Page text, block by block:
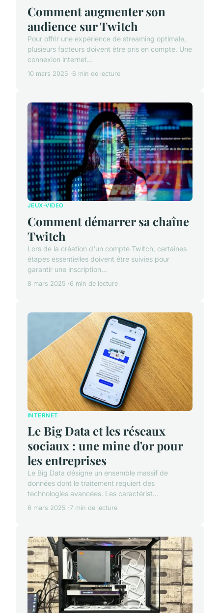
Comment augmenter son
audience sur Twitch
Pour offrir une expérience de streaming optimale,
plusieurs facteurs doivent être pris en compte. Une
connexion internet...
10 mars 2025 6 min de lecture
JEUX-VIDEO
Comment démarrer sa chaîne
Twitch
Lors de la création d'un compte Twitch, certaines
étapes essentielles doivent être suivies pour
garantir une inscription...
8 mars 2025 6 min de lecture
INTERNET
Le Big Data et les réseaux
sociaux : une mine d'or pour
les entreprises
Le Big Data désigne un ensemble massif de
données dont le traitement requiert des
technologies avancées. Les caractérist...
6 mars 2025 7 min de lecture